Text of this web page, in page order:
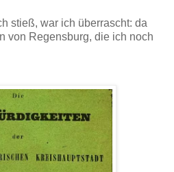
stieß, war ich überrascht: da
von Regensburg, die ich noch